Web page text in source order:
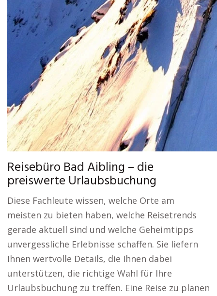
Reisebüro Bad Aibling – die
preiswerte Urlaubsbuchung
Diese Fachleute wissen, welche Orte am
meisten zu bieten haben, welche Reisetrends
gerade aktuell sind und welche Geheimtipps
unvergessliche Erlebnisse schaffen. Sie liefern
Ihnen wertvolle Details, die Ihnen dabei
unterstützen, die richtige Wahl für Ihre
Urlaubsbuchung zu treffen. Eine Reise zu planen